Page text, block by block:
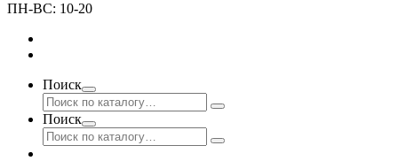
ПН-ВС: 10-20
Поиск
Поиск